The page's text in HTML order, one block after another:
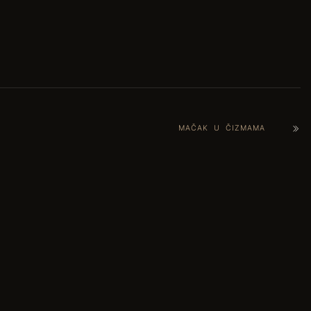
MAČAK U ČIZMAMA